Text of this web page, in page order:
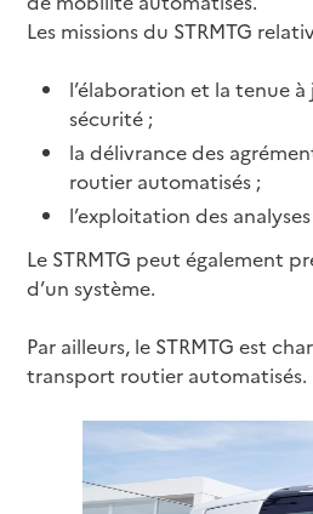
Les missions du STRMTG
l’élaboration et la tenue
sécurité ;
la délivrance des
routier automatisés ;
l’exploitation des
Le STRMTG peut également
d’un système.
Par ailleurs, le STRMTG est
transport routier automatisés.